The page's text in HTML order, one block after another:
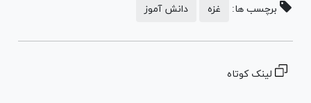
برچسب ها: غزه دانش آموز
لینک کوتاه